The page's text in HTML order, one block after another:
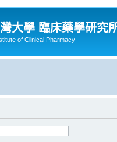
大學 臨床藥學研究
of Clinical Pharmacy